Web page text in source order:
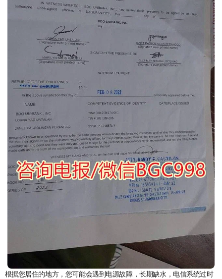
根据您居住的地方，您可能会遇到电源故障，长期缺水，电信系统过时